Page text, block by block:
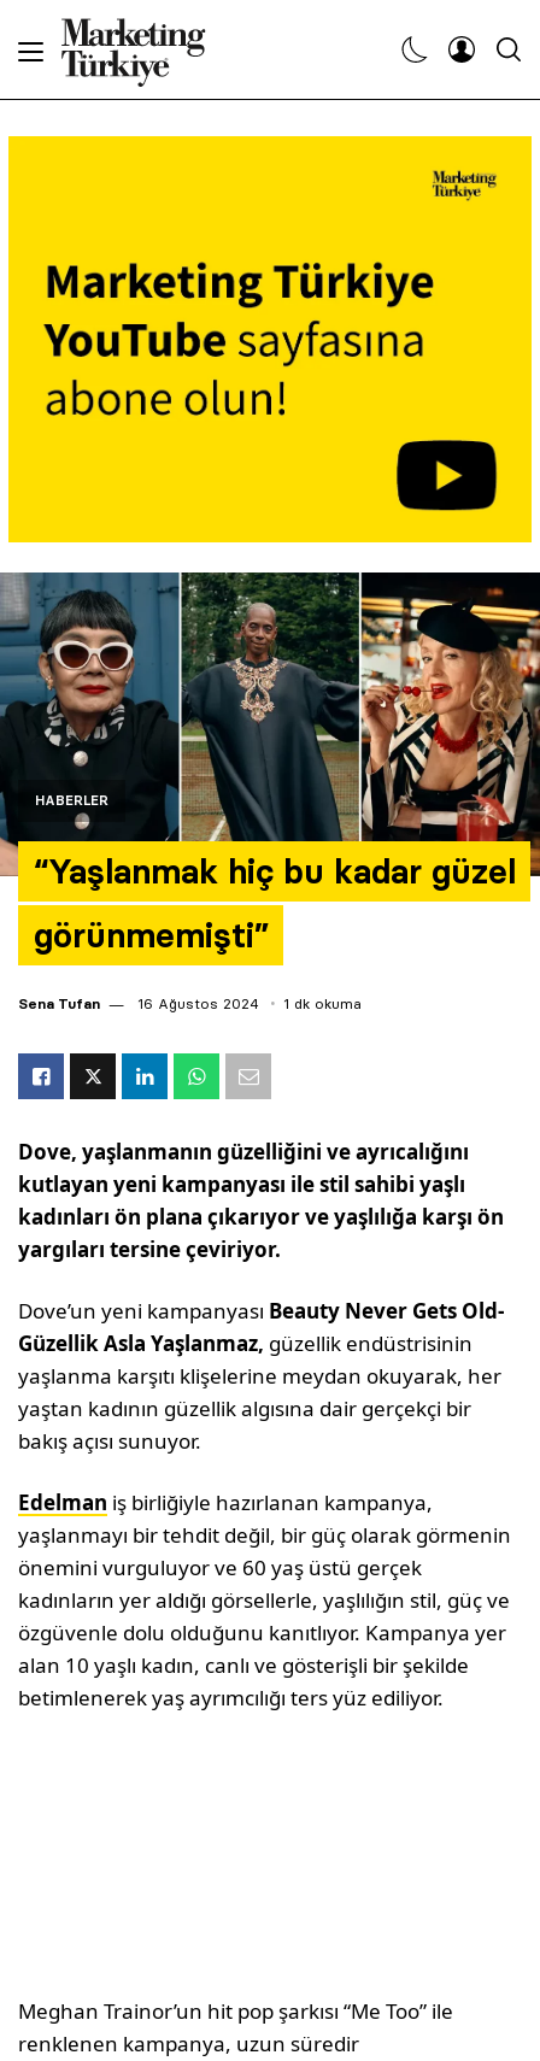
HABERLER
“Yaşlanmak hiç bu kadar güzel
görünmemişti”
Sena Tufan 16 Ağustos 2024 1 dk okuma
Dove, yaşlanmanın güzelliğini ve ayrıcalığını
kutlayan yeni kampanyası ile stil sahibi yaşlı
kadınları ön plana çıkarıyor ve yaşlılığa karşı ön
yargıları tersine çeviriyor.
Dove’un yeni kampanyası Beauty Never Gets Old-
Güzellik Asla Yaşlanmaz, güzellik endüstrisinin
yaşlanma karşıtı klişelerine meydan okuyarak, her
yaştan kadının güzellik algısına dair gerçekçi bir
bakış açısı sunuyor.
Edelman iş birliğiyle hazırlanan kampanya,
yaşlanmayı bir tehdit değil, bir güç olarak görmenin
önemini vurguluyor ve 60 yaş üstü gerçek
kadınların yer aldığı görsellerle, yaşlılığın stil, güç ve
özgüvenle dolu olduğunu kanıtlıyor. Kampanya yer
alan 10 yaşlı kadın, canlı ve gösterişli bir şekilde
betimlenerek yaş ayrımcılığı ters yüz ediliyor.
Meghan Trainor’un hit pop şarkısı “Me Too” ile
renklenen kampanya, uzun süredir
Dergiler
Etkinlikler
Araştırma